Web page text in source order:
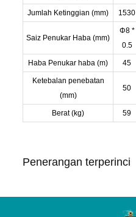
Jumlah Ketinggian (mm) 1530
Saiz Penukar Haba (mm)
Φ8 *
0.5
Haba Penukar haba (m) 45
Ketebalan penebatan
(mm)
50
Berat (kg) 59
Penerangan terperinci